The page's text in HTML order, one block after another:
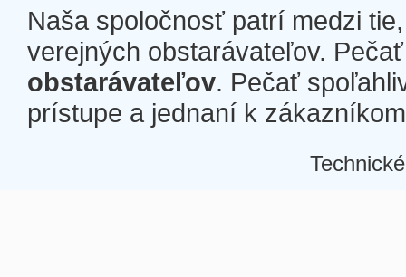
Naša spoločnosť patrí medzi
verejných obstarávateľov.
obstarávateľov. Pečať
prístupe a jednaní k